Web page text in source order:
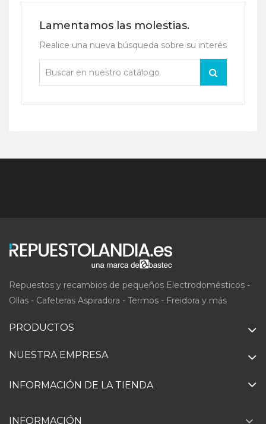
Lamentamos las molestias.
Realice una nueva búsqueda sobre su interés
Repuestos y recambios de pequeños Electrodomésticos -
Ollas - Cafeteras Aspiradora - Termos - Freidora y más
PRODUCTOS
NUESTRA EMPRESA
INFORMACIÓN DE LA TIENDA
INFORMACIÓN